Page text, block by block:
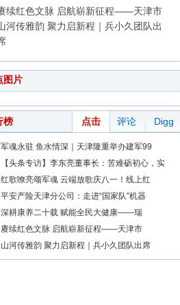
续红色文脉 启航崭新征程——天津市
河传雅韵 聚力启新程｜兵小久团队出
图片
榜 点击 评论 Digg
军魂永驻 鱼水情深｜天津隆重举办建军99
【头条专访】李东亮董事长：苦难砺初心，实
红歌嘹亮颂军魂 云端放歌庆八一！线上红
平安产险天津分公司：走进“国家队”机器
深耕康养二十载 赋能全民大健康——瑞
赓续红色文脉 启航崭新征程——天津市
山河传雅韵 聚力启新程｜兵小久团队出席